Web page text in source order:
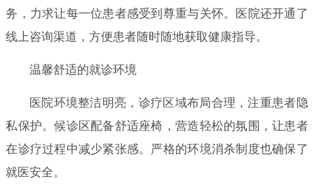
务，力求让每一位患者感受到尊重与关怀。医院还开通了
线上咨询渠道，方便患者随时随地获取健康指导。
温馨舒适的就诊环境
医院环境整洁明亮，诊疗区域布局合理，注重患者隐
私保护。候诊区配备舒适座椅，营造轻松的氛围，让患者
在诊疗过程中减少紧张感。严格的环境消杀制度也确保了
就医安全。